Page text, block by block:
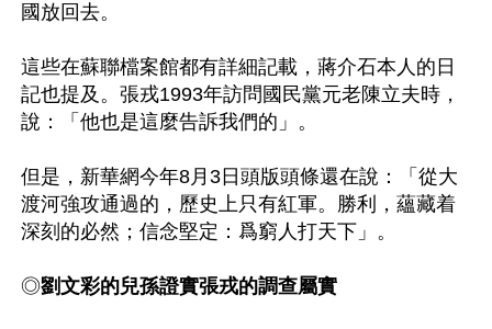
國放回去。
這些在蘇聯檔案館都有詳細記載，蔣介石本人的日
記也提及。張戎1993年訪問國民黨元老陳立夫時，
說：「他也是這麼告訴我們的」。
但是，新華網今年8月3日頭版頭條還在說：「從大
渡河強攻通過的，歷史上只有紅軍。勝利，蘊藏着
深刻的必然；信念堅定：爲窮人打天下」。
◎劉文彩的兒孫證實張戎的調查屬實